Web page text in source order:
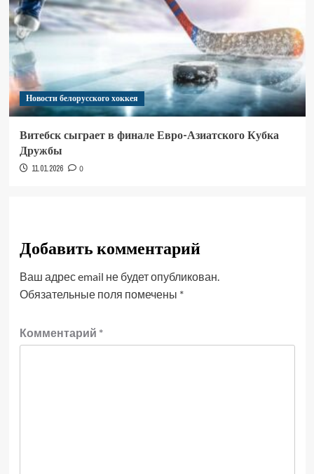
Новости белорусского хоккея
Витебск сыграет в финале Евро-Азиатского Кубка
Дружбы
11.01.2026 0
Добавить комментарий
Ваш адрес email не будет опубликован.
Обязательные поля помечены *
Комментарий *